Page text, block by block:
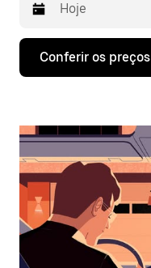
Pressione
seta
interagir
o
calendário
selecionar
uma
data.
Pressione
Conferir os preços